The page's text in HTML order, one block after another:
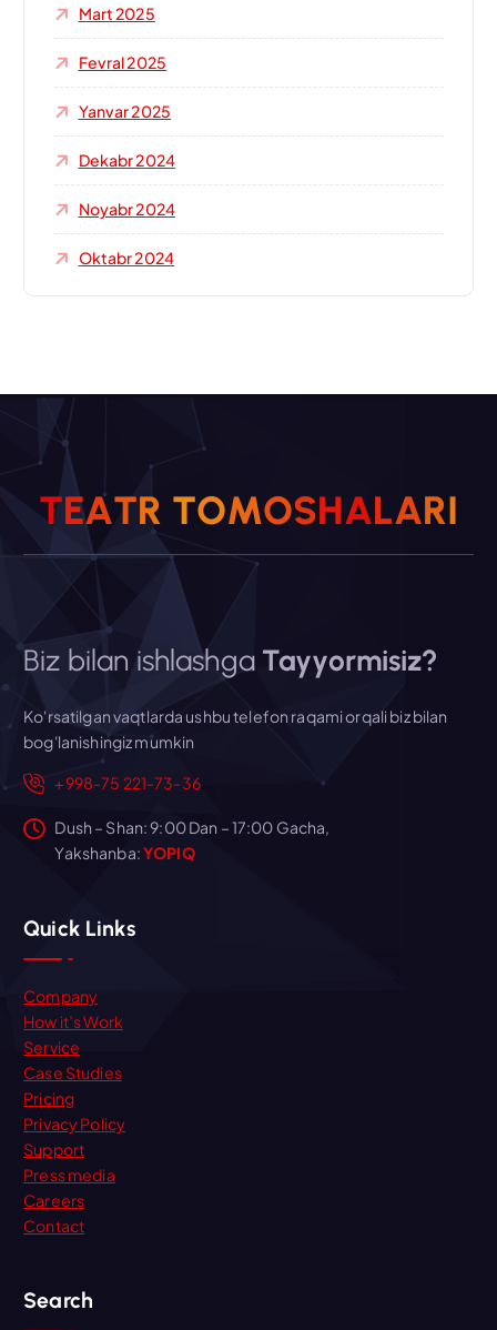
Mart 2025
Fevral 2025
Yanvar 2025
Dekabr 2024
Noyabr 2024
Oktabr 2024
TEATR TOMOSHALARI
Biz bilan ishlashgaTayyormisiz?
Ko'rsatilgan vaqtlarda ushbu telefon raqami orqali biz bilan
bog'lanishingiz mumkin
+998-75 221-73-36
Dush – Shan: 9:00 Dan – 17:00 Gacha,
Yakshanba:YOPIQ
Quick Links
Company
How it’s Work
Service
Case Studies
Pricing
Privacy Policy
Support
Press media
Careers
Contact
Search